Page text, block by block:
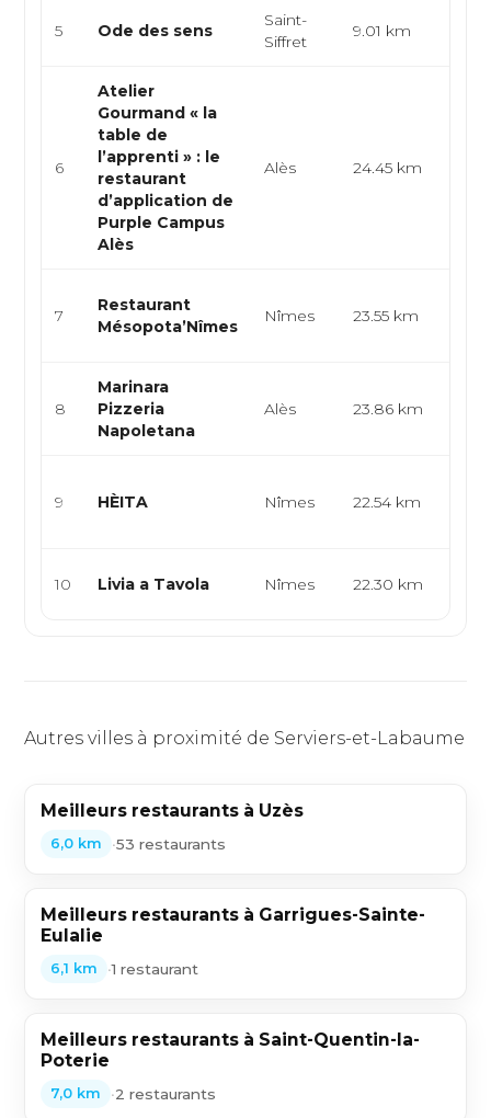
5 Ode des sens
Saint-
Siffret
9.01 km
6
Atelier
Gourmand « la
table de
l’apprenti » : le
restaurant
d’application de
Purple Campus
Alès
Alès 24.45 km
7
Restaurant
Mésopota’Nîmes
Nîmes 23.55 km
8
Marinara
Pizzeria
Napoletana
Alès 23.86 km
9 HÈITA Nîmes 22.54 km
10 Livia a Tavola Nîmes 22.30 km
Autres villes à proximité de Serviers-et-Labaume
Meilleurs restaurants à Uzès
6,0 km •53 restaurants
Meilleurs restaurants à Garrigues-Sainte-
Eulalie
6,1 km •1 restaurant
Meilleurs restaurants à Saint-Quentin-la-
Poterie
7,0 km •2 restaurants